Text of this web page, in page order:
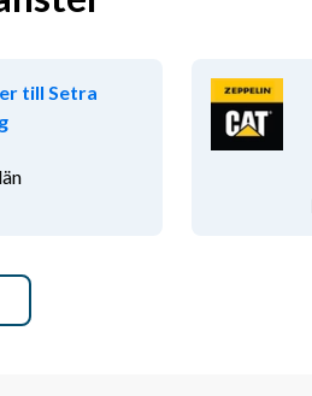
till Setra